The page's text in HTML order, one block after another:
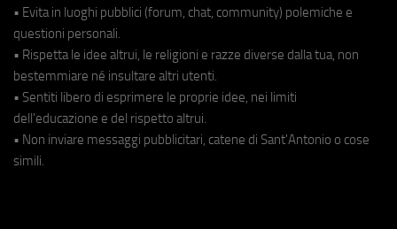
• Evita in luoghi pubblici (forum, chat, community) polemiche e
questioni personali.
• Rispetta le idee altrui, le religioni e razze diverse dalla tua, non
bestemmiare né insultare altri utenti.
• Sentiti libero di esprimere le proprie idee, nei limiti
dell'educazione e del rispetto altrui.
• Non inviare messaggi pubblicitari, catene di Sant'Antonio o cose
simili.